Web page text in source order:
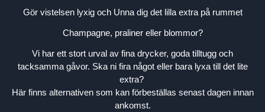
Gör vistelsen lyxig och Unna dig det lilla extra på rummet
Champagne, praliner eller blommor?
Vi har ett stort urval av fina drycker, goda tilltugg och
tacksamma gåvor. Ska ni fira något eller bara lyxa till det lite
extra?
Här finns alternativen som kan förbeställas senast dagen innan
ankomst.